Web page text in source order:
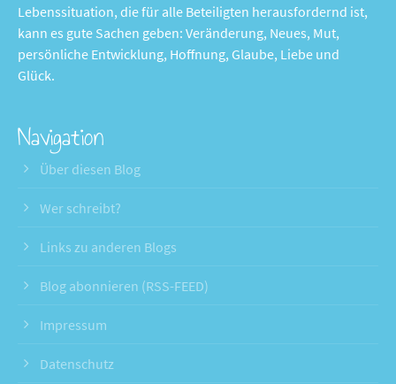
Lebenssituation, die für alle Beteiligten herausfordernd ist,
kann es gute Sachen geben: Veränderung, Neues, Mut,
persönliche Entwicklung, Hoffnung, Glaube, Liebe und
Glück.
Navigation
Über diesen Blog
Wer schreibt?
Links zu anderen Blogs
Blog abonnieren (RSS-FEED)
Impressum
Datenschutz